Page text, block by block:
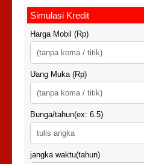
Simulasi Kredit
Harga Mobil (Rp)
Uang Muka (Rp)
Bunga/tahun(ex: 6.5)
jangka waktu(tahun)